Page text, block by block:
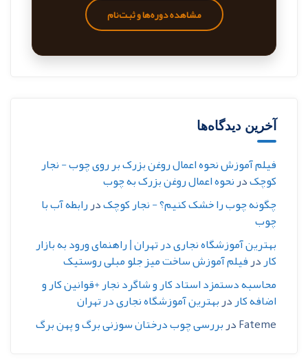
مشاهده دوره‌ها و ثبت‌نام
آخرین دیدگاه‌ها
فیلم آموزش نحوه اعمال روغن بزرک بر روی چوب - نجار
کوچکدرنحوه اعمال روغن بزرک به چوب
چگونه چوب را خشک کنیم؟ - نجار کوچکدررابطه آب با
چوب
بهترین آموزشگاه نجاری در تهران | راهنمای ورود به بازار
کاردرفیلم آموزش ساخت میز جلو مبلی روستیک
محاسبه دستمزد استاد کار و شاگرد نجار +قوانین کار و
اضافه کاردربهترین آموزشگاه نجاری در تهران
Fatemeدربررسی چوب درختان سوزنی برگ و پهن برگ